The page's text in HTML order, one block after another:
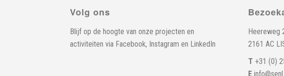
Volg ons
Blijf op de hoogte van onze projecten en
activiteiten via Facebook, Instagram en LinkedIn
Heereweg
2161 AC
T +31 (0)
E